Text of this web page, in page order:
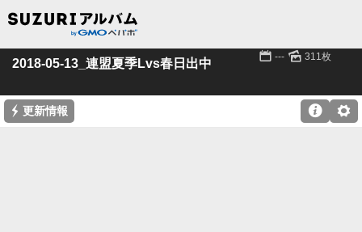
2018-05-13_連盟夏季Lvs春日出中 📅 --- 🌄 311枚
⚡ 更新情報 ⚙
